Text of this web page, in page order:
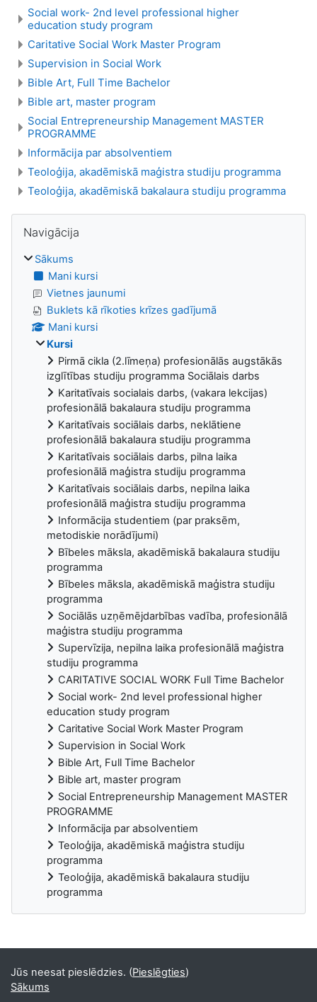
Social work- 2nd level professional higher
education study program
Caritative Social Work Master Program
Supervision in Social Work
Bible Art, Full Time Bachelor
Bible art, master program
Social Entrepreneurship Management MASTER
PROGRAMME
Informācija par absolventiem
Teoloģija, akadēmiskā maģistra studiju programma
Teoloģija, akadēmiskā bakalaura studiju programma
Bloki
Navigācija
Sākums
Mani kursi
Vietnes jaunumi
Buklets kā rīkoties krīzes gadījumā
Mani kursi
Kursi
Pirmā cikla (2.līmeņa) profesionālās augstākās
izglītības studiju programma Sociālais darbs
Karitatīvais socialais darbs, (vakara lekcijas)
profesionālā bakalaura studiju programma
Karitatīvais sociālais darbs, neklātiene
profesionālā bakalaura studiju programma
Karitatīvais sociālais darbs, pilna laika
profesionālā maģistra studiju programma
Karitatīvais sociālais darbs, nepilna laika
profesionālā maģistra studiju programma
Informācija studentiem (par praksēm,
metodiskie norādījumi)
Bībeles māksla, akadēmiskā bakalaura studiju
programma
Bībeles māksla, akadēmiskā maģistra studiju
programma
Sociālās uzņēmējdarbības vadība, profesionālā
maģistra studiju programma
Supervīzija, nepilna laika profesionālā maģistra
studiju programma
CARITATIVE SOCIAL WORK Full Time Bachelor
Social work- 2nd level professional higher
education study program
Caritative Social Work Master Program
Supervision in Social Work
Bible Art, Full Time Bachelor
Bible art, master program
Social Entrepreneurship Management MASTER
PROGRAMME
Informācija par absolventiem
Teoloģija, akadēmiskā maģistra studiju
programma
Teoloģija, akadēmiskā bakalaura studiju
programma
Supplementary blocks
Jūs neesat pieslēdzies. (Pieslēgties)
Sākums